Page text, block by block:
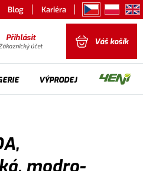
Blog Kariéra
Přihlásit
účet Váš košík
VÝPRODEJ
modro-